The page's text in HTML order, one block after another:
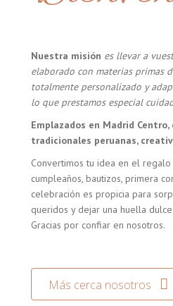
Nuestra misión es llevar a
elaborado con materias primas
totalmente personalizado y
lo que prestamos especial
Emplazados en Madrid
tradicionales peruanas,
Convertimos tu idea en el
cumpleaños, bautizos, primera
celebración es propicia para
queridos y dejar una huella
Gracias por confiar en nosotros.
Más cerca nosotros